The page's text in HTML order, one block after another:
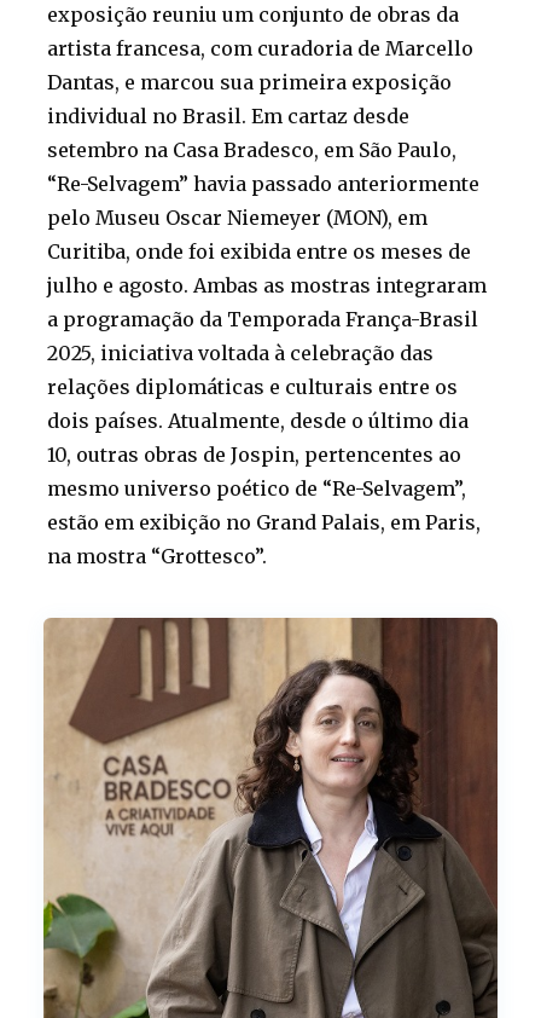
exposição reuniu um conjunto de obras da
artista francesa, com curadoria de Marcello
Dantas, e marcou sua primeira exposição
individual no Brasil. Em cartaz desde
setembro na Casa Bradesco, em São Paulo,
“Re-Selvagem” havia passado anteriormente
pelo Museu Oscar Niemeyer (MON), em
Curitiba, onde foi exibida entre os meses de
julho e agosto. Ambas as mostras integraram
a programação da Temporada França-Brasil
2025, iniciativa voltada à celebração das
relações diplomáticas e culturais entre os
dois países. Atualmente, desde o último dia
10, outras obras de Jospin, pertencentes ao
mesmo universo poético de “Re-Selvagem”,
estão em exibição no Grand Palais, em Paris,
na mostra “Grottesco”.